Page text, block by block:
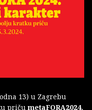
13) u Zagrebu
pričumetaFORA2024.